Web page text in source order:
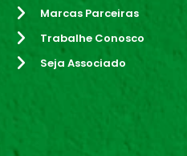
Marcas Parceiras
Trabalhe Conosco
Seja Associado